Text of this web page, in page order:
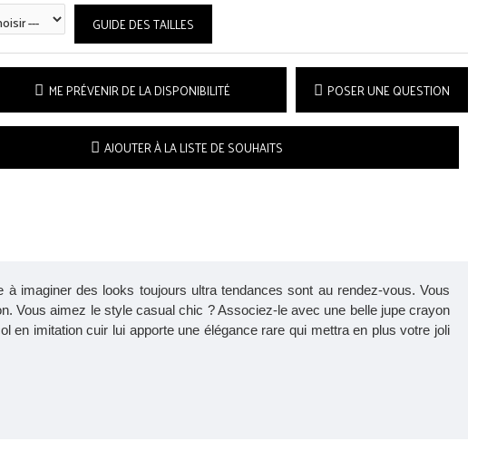
GUIDE DES TAILLES
ME PRÉVENIR DE LA DISPONIBILITÉ POSER UNE QUESTION
AJOUTER À LA LISTE DE SOUHAITS
imaginer des looks toujours ultra tendances sont au rendez-vous. Vous
Vous aimez le style casual chic ? Associez-le avec une belle jupe crayon
imitation cuir lui apporte une élégance rare qui mettra en plus votre joli